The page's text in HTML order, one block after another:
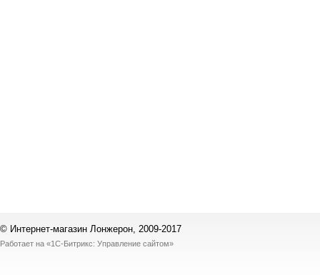
© Интернет-магазин Лонжерон, 2009-2017
Работает на «1С-Битрикс: Управление сайтом»